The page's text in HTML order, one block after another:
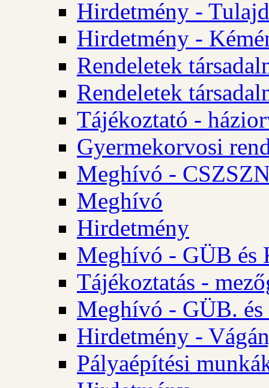
Hirdetmény -
Hirdetmény -
Rendeletek
Rendeletek
Tájékoztató -
Gyermekorvosi
Meghívó -
Meghívó
Hirdetmény
Meghívó - GÜB és
Tájékoztatás -
Meghívó - GÜB.
Hirdetmény -
Pályaépítési